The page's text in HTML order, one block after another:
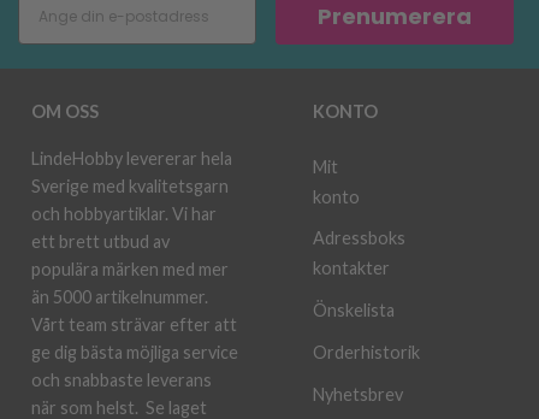
Prenumerera
OM OSS
LindeHobby levererar hela
Sverige med kvalitetsgarn
och hobbyartiklar. Vi har
ett brett utbud av
populära märken med mer
än 5000 artikelnummer.
Vårt team strävar efter att
ge dig bästa möjliga service
och snabbaste leverans
när som helst. Se laget
KONTO
Mit
konto
Adressboks
kontakter
Önskelista
Orderhistorik
Nyhetsbrev